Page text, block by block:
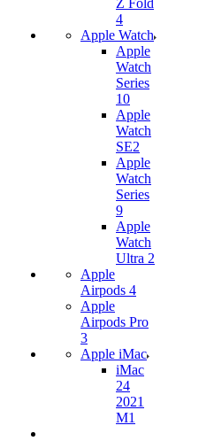
Z Fold
4
Apple Watch
Apple
Watch
Series
10
Apple
Watch
SE2
Apple
Watch
Series
9
Apple
Watch
Ultra 2
Apple
Airpods 4
Apple
Airpods Pro
3
Apple iMac
iMac
24
2021
M1